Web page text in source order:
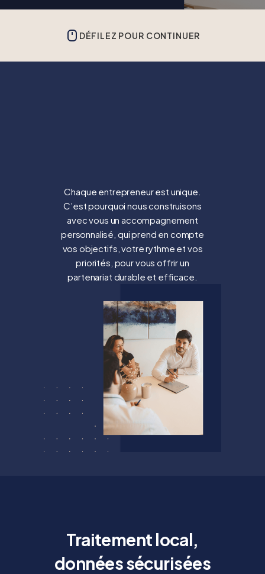
DÉFILEZ POUR CONTINUER
Chaque entrepreneur est unique.
C’est pourquoi nous construisons
avec vous un accompagnement
personnalisé, qui prend en compte
vos objectifs, votre rythme et vos
priorités, pour vous offrir un
partenariat durable et efficace.
Traitement local,
données sécurisées